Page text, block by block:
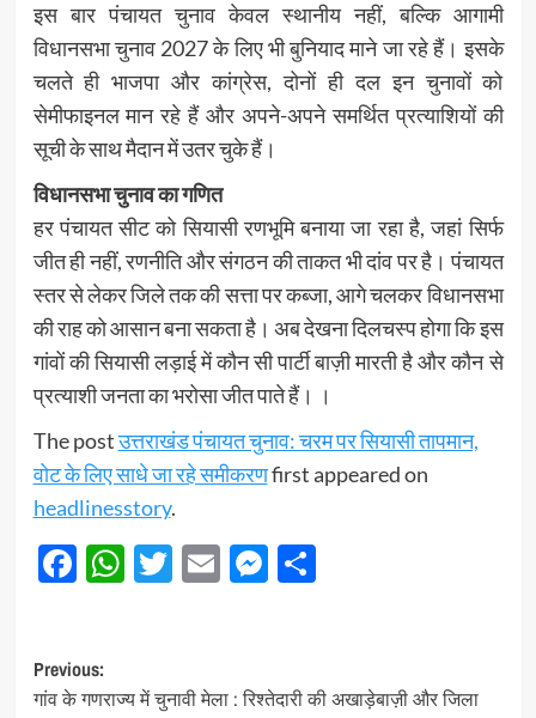
इस बार पंचायत चुनाव केवल स्थानीय नहीं, बल्कि आगामी
विधानसभा चुनाव 2027 के लिए भी बुनियाद माने जा रहे हैं। इसके
चलते ही भाजपा और कांग्रेस, दोनों ही दल इन चुनावों को
सेमीफाइनल मान रहे हैं और अपने-अपने समर्थित प्रत्याशियों की
सूची के साथ मैदान में उतर चुके हैं।
विधानसभा चुनाव का गणित
हर पंचायत सीट को सियासी रणभूमि बनाया जा रहा है, जहां सिर्फ
जीत ही नहीं, रणनीति और संगठन की ताकत भी दांव पर है। पंचायत
स्तर से लेकर जिले तक की सत्ता पर कब्जा, आगे चलकर विधानसभा
की राह को आसान बना सकता है। अब देखना दिलचस्प होगा कि इस
गांवों की सियासी लड़ाई में कौन सी पार्टी बाज़ी मारती है और कौन से
प्रत्याशी जनता का भरोसा जीत पाते हैं। ।
The postउत्तराखंड पंचायत चुनाव: चरम पर सियासी तापमान,
वोट के लिए साधे जा रहे समीकरणfirst appeared on
headlinesstory.
Facebook
WhatsApp
Twitter
EmailMessenger
Share
Post
Previous:
गांव के गणराज्य में चुनावी मेला : रिश्तेदारी की अखाड़ेबाज़ी और जिला